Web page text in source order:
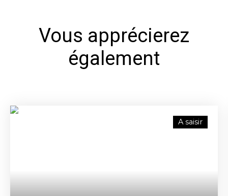
Vous apprécierez
également
A saisir